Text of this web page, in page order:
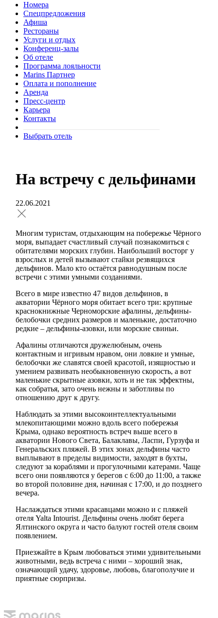
Номера
Спецпредложения
Афиша
Рестораны
Услуги и отдых
Конференц-залы
Об отеле
Программа лояльности
Marins Партнер
Оплата и пополнение
Аренда
Пресс-центр
Карьера
Контакты
Выбрать отель
На встречу с дельфинами
22.06.2021
Многим туристам, отдыхающим на побережье Чёрного
моря, выпадает счастливый случай познакомиться с
обитателями морских глубин. Наибольший восторг у
взрослых и детей вызывают стайки резвящихся
дельфинов. Мало кто остаётся равнодушным после
встречи с этими умными созданиями.
Всего в мире известно 47 видов дельфинов, в
акватории Чёрного моря обитает всего три: крупные
краснокнижные Черноморские афалины, дельфины-
белобочки средних размеров и маленькие, достаточно
редкие – дельфины-азовки, или морские свиньи.
Афалины отличаются дружелюбным, очень
контактным и игривым нравом, они ловкие и умные,
белобочки же славятся своей красотой, изящностью и
умением развивать необыкновенную скорость, а вот
маленькие скрытные азовки, хоть и не так эффектны,
как собратья, зато очень нежны и заботливы по
отношению друг к другу.
Наблюдать за этими высокоинтеллектуальными
млекопитающими можно вдоль всего побережья
Крыма, однако вероятность встреч выше всего в
акватории Нового Света, Балаклавы, Ласпи, Гурзуфа и
Генеральских пляжей. В этих зонах дельфины часто
выплывают в пределы видимости, заходят в бухты,
следуют за кораблями и прогулочными катерами. Чаще
всего они появляются у берегов с 6:00 до 11:00, а также
во второй половине дня, начиная с 17:00, и до позднего
вечера.
Наслаждаться этими красавцами можно и с пляжей
отеля Yalta Intourist. Дельфины очень любят берега
Ялтинского округа и часто балуют гостей отеля своим
появлением.
Приезжайте в Крым любоваться этими удивительными
животными, ведь встреча с ними – хороший знак,
означающий удачу, здоровье, любовь, благополучие и
приятные сюрпризы.